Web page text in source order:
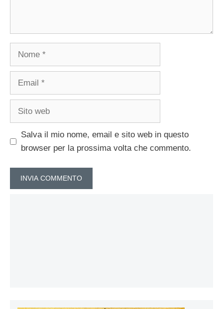
Nome
Email
Sito
Salva il mio nome, email e sito web in questo
browser per la prossima volta che commento.